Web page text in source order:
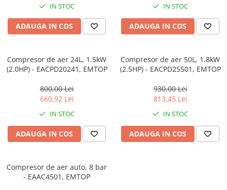
Aparate de sudura
Aparate sudura
Drujbe
Accesorii si consumabile drujbe
Motocoase
Accesorii motocoase
IN STOC
ADAUGA IN COS
IN STOC
ADAUGA IN COS
Compresor de aer 24L, 1.5kW
(2.0HP) - EACPD20241, EMTOP
800,00 Lei
660,92 Lei
IN STOC
ADAUGA IN COS
Compresor de aer 50L, 1.8kW
(2.5HP) - EACPD25501, EMTOP
930,00 Lei
813,45 Lei
IN STOC
ADAUGA IN COS
Compresor de aer auto, 8 bar
- EAAC4501, EMTOP